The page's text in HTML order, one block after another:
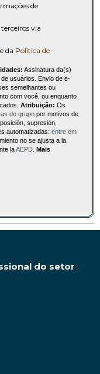
de
via
e da Política de
Assinatura da(s)
usuários. Envio de e-
semelhantes ou
com você, ou enquanto
Atribuição: Os
do grupo por motivos de
supresión,
automatizadas: entre em
no se ajusta a la
laAEPD Mais
do setor